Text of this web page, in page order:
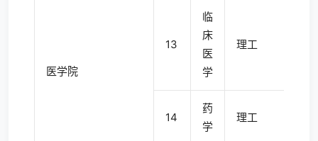
医学院
13
临
床
医
学
理工
14
药
学
理工